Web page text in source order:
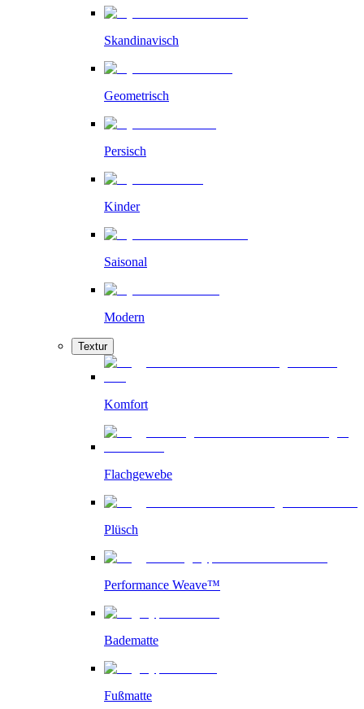
Skandinavisch
Geometrisch
Persisch
Kinder
Saisonal
Modern
Textur
Komfort
Flachgewebe
Plüsch
Performance Weave™
Badematte
Fußmatte